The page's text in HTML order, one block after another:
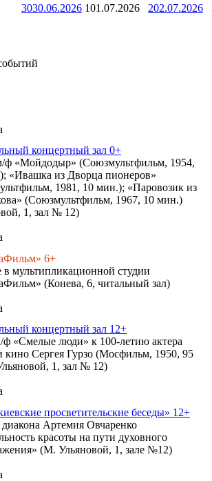
3030.06.2026 101.07.2026 202.07.2026
концертный зал 0+
ф «Мойдодыр» (Союзмультфильм, 1954,
«Ивашка из Дворца пионеров»
1981, 10 мин.); «Паровозик из
(Союзмультфильм, 1967, 10 мин.)
1, зал № 12)
6+
в мультипликационной студии
(Конева, 6, читальный зал)
концертный зал 12+
ф «Смелые люди» к 100-летию актера
кино Сергея Гурзо (Мосфильм, 1950, 95
1, зал № 12)
просветительские беседы» 12+
Артемия Овчаренко
красоты на пути духовного
(М. Ульяновой, 1, зале №12)